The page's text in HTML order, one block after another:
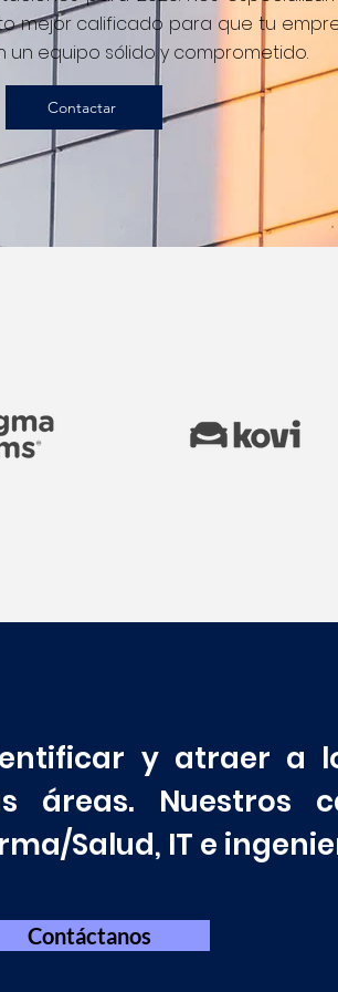
mejor calificado para que tu
equipo sólido y comprometido.
Contactar
y atraer a
áreas. Nuestros
Salud, IT e
Contáctanos